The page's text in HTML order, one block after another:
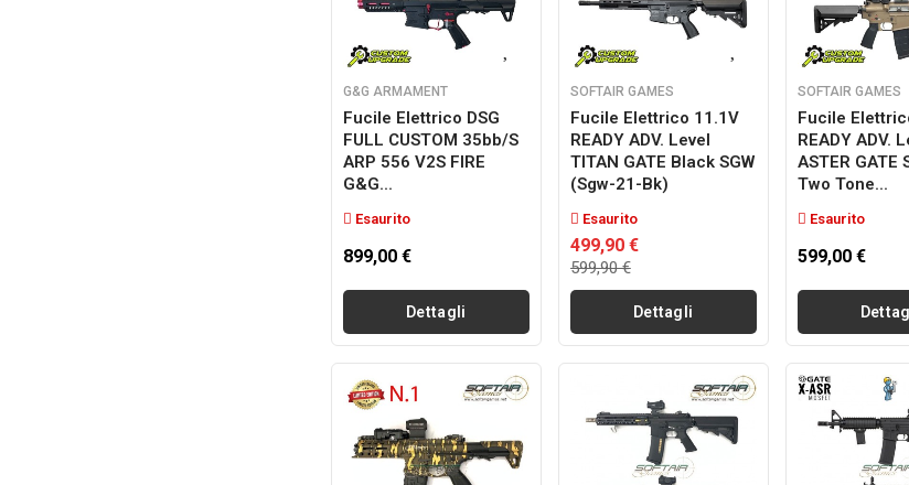
G&G ARMAMENT
Fucile Elettrico DSG
FULL CUSTOM 35bb/s
ARP 556 V2S FIRE
G&G...
Esaurito
899,00 €
Dettagli
SOFTAIR GAMES
Fucile Elettrico 11.1V
READY ADV. Level
TITAN GATE Black SGW
(sgw-21-Bk)
Esaurito
499,90 €
599,90 €
Dettagli
SOFTAIR GAMES
Fucile
READY ADV.
ASTER GATE
Two Tone...
Esaurito
599,00 €